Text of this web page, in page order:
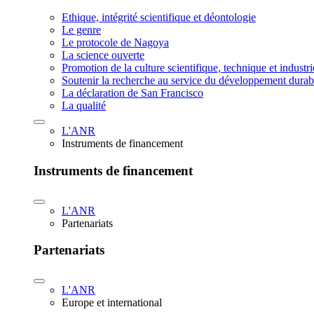
Ethique, intégrité scientifique et déontologie
Le genre
Le protocole de Nagoya
La science ouverte
Promotion de la culture scientifique, technique et
Soutenir la recherche au service du développement
La déclaration de San Francisco
La qualité
L'ANR
Instruments de financement
Instruments de financement
L'ANR
Partenariats
Partenariats
L'ANR
Europe et international